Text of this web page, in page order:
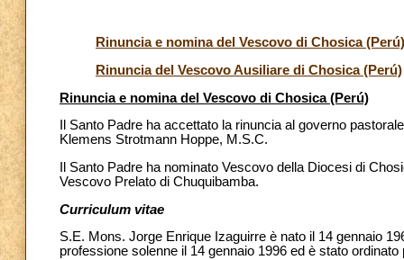
Rinuncia e nomina del Vescovo di Chosica (Perú)
Rinuncia del Vescovo Ausiliare di Chosica (Perú)
Rinuncia e nomina del Vescovo di Chosica (Perú)
Il Santo Padre ha accettato la rinuncia al governo
Klemens Strotmann Hoppe, M.S.C.
Il Santo Padre ha nominato Vescovo della Diocesi di
Vescovo Prelato di Chuquibamba.
Curriculum vitae
S.E. Mons. Jorge Enrique Izaguirre è nato il 14 gennaio
professione solenne il 14 gennaio 1996 ed è stato